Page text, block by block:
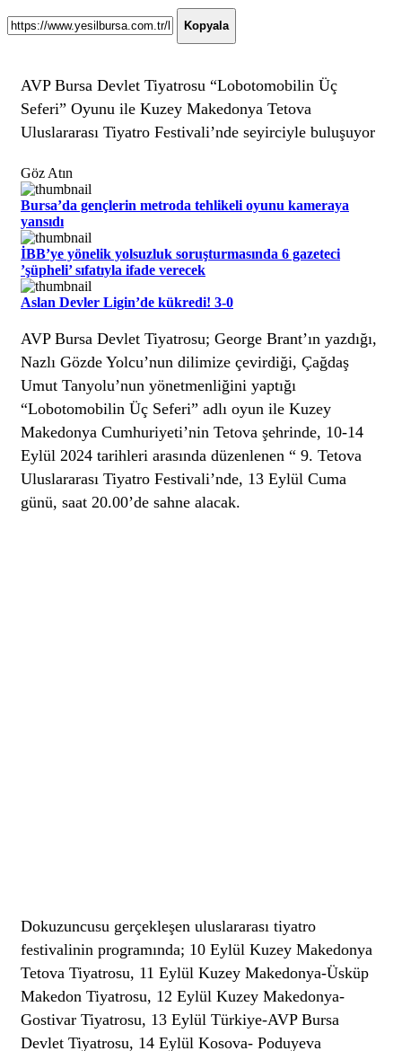
Kopyala
AVP Bursa Devlet Tiyatrosu “Lobotomobilin Üç
Seferi” Oyunu ile Kuzey Makedonya Tetova
Uluslararası Tiyatro Festivali’nde seyirciyle buluşuyor
Göz Atın
Bursa’da gençlerin metroda tehlikeli oyunu kameraya
yansıdı
İBB’ye yönelik yolsuzluk soruşturmasında 6 gazeteci
’şüpheli’ sıfatıyla ifade verecek
Aslan Devler Ligin’de kükredi! 3-0
AVP Bursa Devlet Tiyatrosu; George Brant’ın yazdığı,
Nazlı Gözde Yolcu’nun dilimize çevirdiği, Çağdaş
Umut Tanyolu’nun yönetmenliğini yaptığı
“Lobotomobilin Üç Seferi” adlı oyun ile Kuzey
Makedonya Cumhuriyeti’nin Tetova şehrinde, 10-14
Eylül 2024 tarihleri arasında düzenlenen “ 9. Tetova
Uluslararası Tiyatro Festivali’nde, 13 Eylül Cuma
günü, saat 20.00’de sahne alacak.
Dokuzuncusu gerçekleşen uluslararası tiyatro
festivalinin programında; 10 Eylül Kuzey Makedonya
Tetova Tiyatrosu, 11 Eylül Kuzey Makedonya-Üsküp
Makedon Tiyatrosu, 12 Eylül Kuzey Makedonya-
Gostivar Tiyatrosu, 13 Eylül Türkiye-AVP Bursa
Devlet Tiyatrosu, 14 Eylül Kosova- Poduyeva